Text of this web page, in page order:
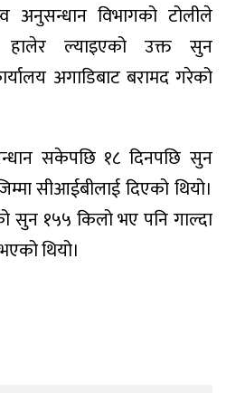
विभागको टोलीले
ल्याइएको उक्त सुन
अगाडिबाट बरामद गरेको
सकेपछि १८ दिनपछि सुन
सीआईबीलाई दिएको थियो।
सुन १५५ किलो भए पनि गाल्दा
थियो।